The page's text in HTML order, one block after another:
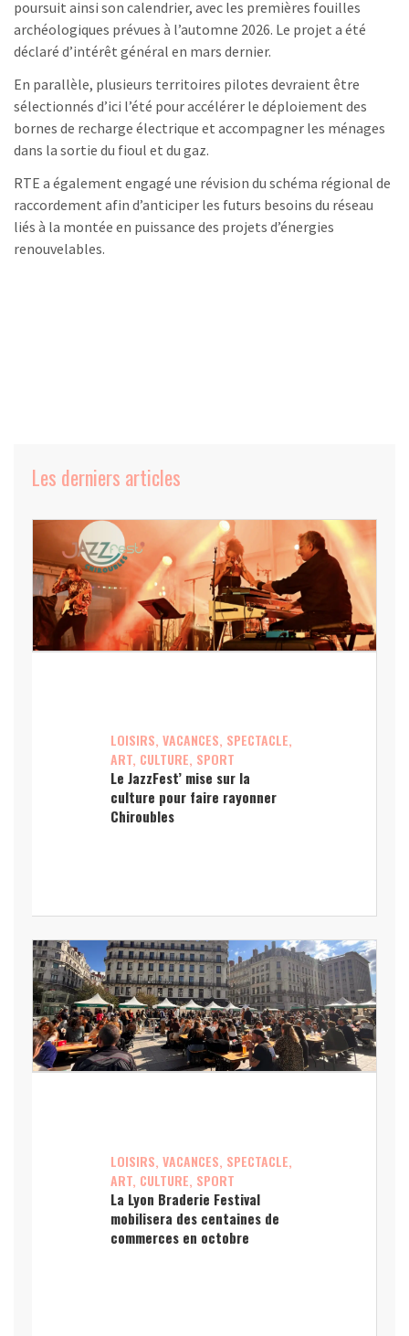
poursuit ainsi son calendrier, avec les premières fouilles
archéologiques prévues à l’automne 2026. Le projet a été
déclaré d’intérêt général en mars dernier.
En parallèle, plusieurs territoires pilotes devraient être
sélectionnés d’ici l’été pour accélérer le déploiement des
bornes de recharge électrique et accompagner les ménages
dans la sortie du fioul et du gaz.
RTE a également engagé une révision du schéma régional de
raccordement afin d’anticiper les futurs besoins du réseau
liés à la montée en puissance des projets d’énergies
renouvelables.
Les derniers articles
LOISIRS, VACANCES, SPECTACLE,
ART, CULTURE, SPORT
Le JazzFest’ mise sur la
culture pour faire rayonner
Chiroubles
LOISIRS, VACANCES, SPECTACLE,
ART, CULTURE, SPORT
La Lyon Braderie Festival
mobilisera des centaines de
commerces en octobre